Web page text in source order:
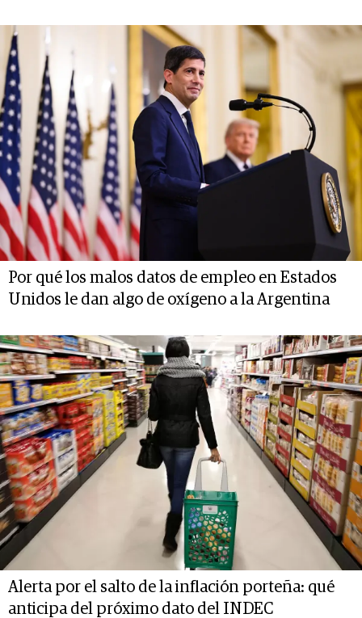
Por qué los malos datos de empleo en Estados
Unidos le dan algo de oxígeno a la Argentina
Alerta por el salto de la inflación porteña: qué
anticipa del próximo dato del INDEC